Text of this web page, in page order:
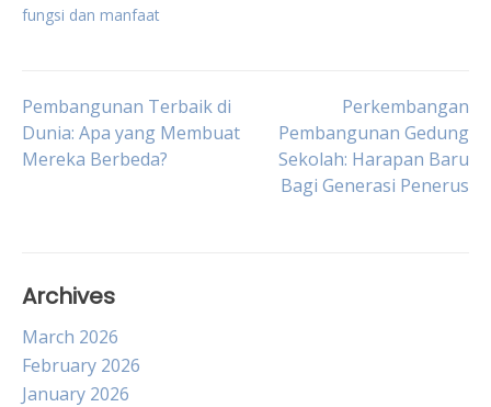
fungsi dan manfaat
Post
navigation
Pembangunan Terbaik di
Dunia: Apa yang Membuat
Mereka Berbeda?
Perkembangan
Pembangunan Gedung
Sekolah: Harapan Baru
Bagi Generasi Penerus
Archives
March 2026
February 2026
January 2026